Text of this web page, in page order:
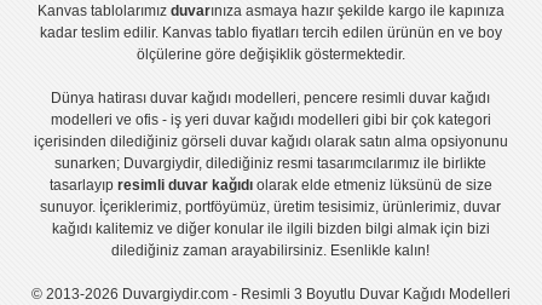
Kanvas tablolarımız duvarınıza asmaya hazır şekilde kargo ile kapınıza
kadar teslim edilir. Kanvas tablo fiyatlarıtercih edilen ürünün en ve boy
ölçülerine göre değişiklik göstermektedir.
Dünya hatirası duvar kağıdı modelleri,pencere resimli duvar kağıdı
modelleri ve ofis - iş yeri duvar kağıdı modelleri gibi bir çok kategori
içerisinden dilediğiniz görseli duvar kağıdı olarak satın alma opsiyonunu
sunarken; Duvargiydir, dilediğiniz resmi tasarımcılarımız ile birlikte
tasarlayıp resimli duvar kağıdıolarak elde etmeniz lüksünü de size
sunuyor. İçeriklerimiz, portföyümüz, üretim tesisimiz, ürünlerimiz, duvar
kağıdı kalitemiz ve diğer konular ile ilgili bizden bilgi almak için bizi
dilediğiniz zaman arayabilirsiniz. Esenlikle kalın!
© 2013-2026 Duvargiydir.com - Resimli 3 Boyutlu Duvar Kağıdı Modelleri